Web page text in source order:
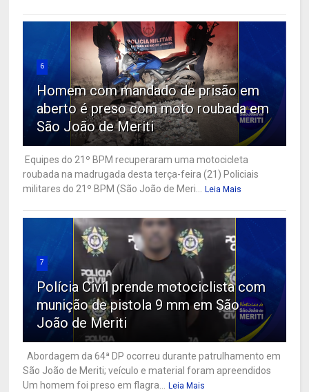
6
Homem com mandado de prisão em
aberto é preso com moto roubada em
São João de Meriti
Equipes do 21º BPM recuperaram uma motocicleta
roubada na madrugada desta terça-feira (21) Policiais
militares do 21º BPM (São João de Meri... Leia Mais
7
Polícia Civil prende motociclista com
munição de pistola 9 mm em São
João de Meriti
Abordagem da 64ª DP ocorreu durante patrulhamento em
São João de Meriti; veículo e material foram apreendidos
Um homem foi preso em flagra... Leia Mais